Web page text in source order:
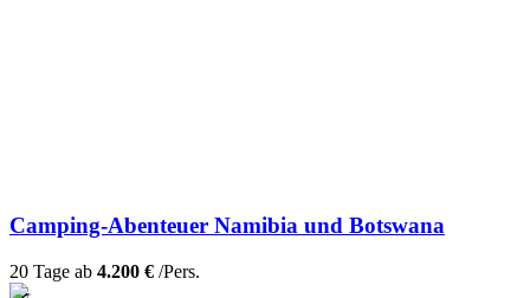
Camping-Abenteuer Namibia und Botswana
20 Tage ab 4.200 € /Pers.